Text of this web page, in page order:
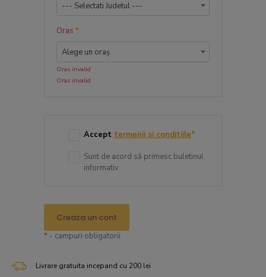
--- Selectati Judetul ---
Oras *
Alege un oraș
Oras invalid
Oras invalid
Accept termenii si conditiile*
Sunt de acord să primesc buletinul
informativ
Creaza un cont
* - campuri obligatorii
Livrare gratuita incepand cu 200 lei